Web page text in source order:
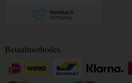
Betaalmethodes